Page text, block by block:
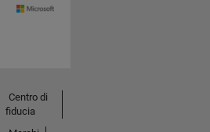
Centro di
fiducia